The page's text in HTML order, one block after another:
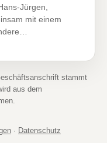
Jürgen,
mit einem
stammt
aus dem
· Datenschutz